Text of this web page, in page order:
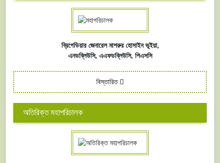
ব্রিগেডিয়ার জেনারেল মাশরুর হোসাইন ভূইয়া,
এনডব্লিউসি, এএফডব্লিউসি, পিএসসি
বিস্তারিত
অতিরিক্ত মহাপরিচালক